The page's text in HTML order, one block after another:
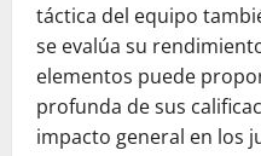
táctica del equipo
se evalúa su
elementos puede
profunda de sus
impacto general en los